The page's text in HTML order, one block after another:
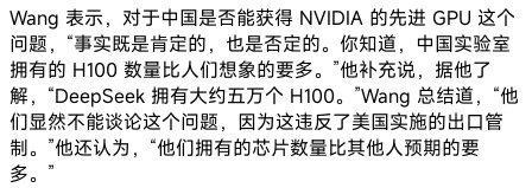
Wang 表示，对于中国是否能获得 NVIDIA 的先进 GPU 这个
问题，“事实既是肯定的，也是否定的。你知道，中国实验室
拥有的 H100 数量比人们想象的要多。”他补充说，据他了
解，“DeepSeek 拥有大约五万个 H100。”Wang 总结道，“他
们显然不能谈论这个问题，因为这违反了美国实施的出口管
制。”他还认为，“他们拥有的芯片数量比其他人预期的要
多。”